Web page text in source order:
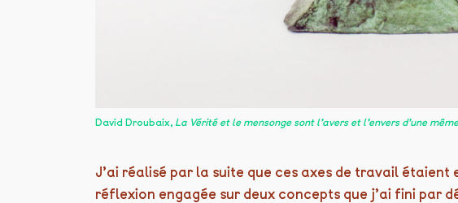
David Droubaix, La Vérité et le mensonge sont l’avers et l’envers d’une
J’ai réalisé par la suite que ces axes de travail
réflexion engagée sur deux concepts que j’ai fini par